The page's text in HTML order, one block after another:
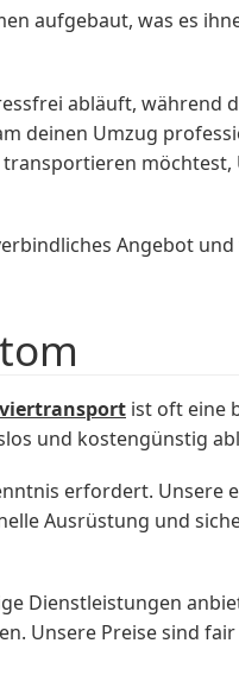
aufgebaut, was es
abläuft, während
deinen Umzug
möchtest,
Angebot
ist oft eine
und kostengünstig
erfordert.
Ausrüstung und
Dienstleistungen
Unsere Preise sind